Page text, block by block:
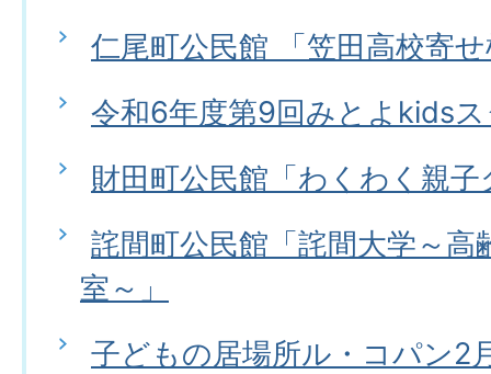
仁尾町公民館 「笠田高校寄
令和6年度第9回みとよkids
財田町公民館「わくわく親
詫間町公民館「詫間大学～高
室～」
子どもの居場所ル・コパン2